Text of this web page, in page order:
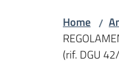
Home /
(rif. DGU